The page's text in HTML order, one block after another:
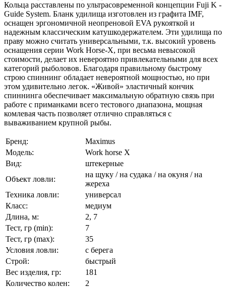
Кольца расставлены по ультрасовременной концепции Fuji K -
Guide System. Бланк удилища изготовлен из графита IMF,
оснащен эргономичной неопреновой EVA рукояткой и
надежным классическим катушкодержателем. Эти удилища по
праву можно считать универсальными, т.к. высокий уровень
оснащения серии Work Horse-X, при весьма невысокой
стоимости, делает их невероятно привлекательными для всех
категорий рыболовов. Благодаря правильному быстрому
строю спиннинг обладает невероятной мощностью, но при
этом удивительно легок. «Живой» эластичный кончик
спиннинга обеспечивает максимальную обратную связь при
работе с приманками всего тестового диапазона, мощная
комлевая часть позволяет отлично справляться с
вываживанием крупной рыбы.
Бренд:
Maximus
Модель:
Work horse X
Вид:
штекерные
Объект ловли:
на щуку / на судака / на окуня / на
жереха
Техника ловли:
универсал
Класс:
медиум
Длина, м:
2, 7
Тест, гр (min):
7
Тест, гр (max):
35
Условия ловли:
с берега
Строй:
быстрый
Вес изделия, гр:
181
Количество колен:
2